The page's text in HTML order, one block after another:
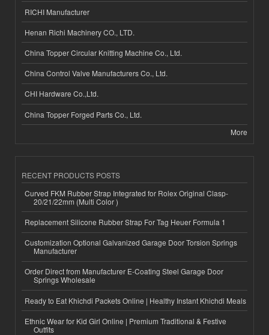
RICHI Manufacturer
Henan Richi Machinery CO., LTD.
China Topper Circular Knitting Machine Co., Ltd.
China Control Valve Manufacturers Co., Ltd.
CHI Hardware Co.,Ltd.
China Topper Forged Parts Co., Ltd.
More
RECENT PRODUCTS POSTS
Curved FKM Rubber Strap Integrated for Rolex Original Clasp-
20/21/22mm (Multi Color )
Replacement Silicone Rubber Strap For Tag Heuer Formula 1
Customization Optional Galvanized Garage Door Torsion Springs
Manufacturer
Order Direct from Manufacturer E-Coating Steel Garage Door
Springs Wholesale
Ready to Eat Khichdi Packets Online | Healthy Instant Khichdi Meals
Ethnic Wear for Kid Girl Online | Premium Traditional & Festive
Outfits